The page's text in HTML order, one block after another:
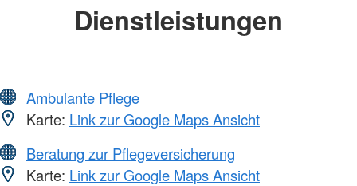
Dienstleistungen
Ambulante Pflege
Karte: Link zur Google Maps Ansicht
Beratung zur Pflegeversicherung
Karte: Link zur Google Maps Ansicht